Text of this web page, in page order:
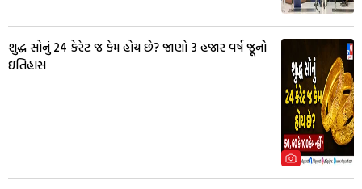
શુદ્ધ સોનું 24 કેરેટ જ કેમ હોય છે? જાણો 3 હજાર વર્ષ જૂનો
ઇતિહાસ